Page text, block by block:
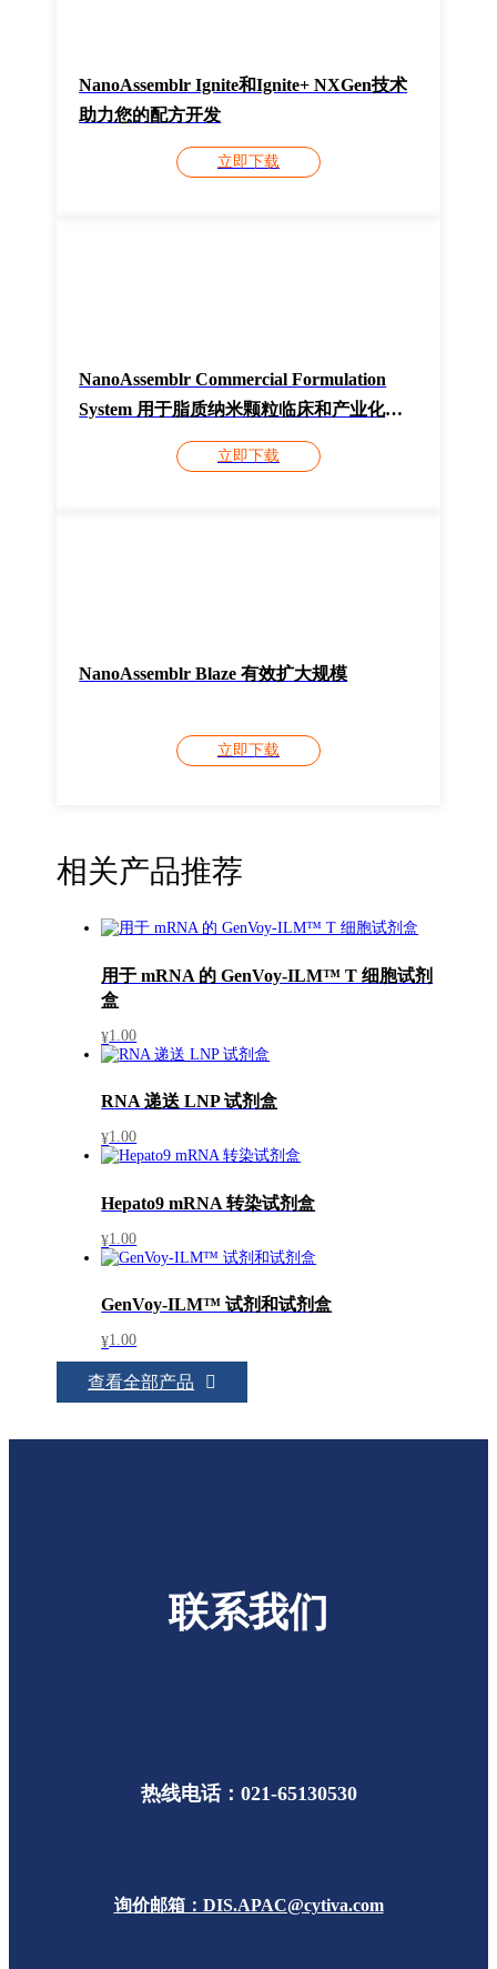
NanoAssemblr Ignite和Ignite+ NXGen技术
助力您的配方开发
立即下载
NanoAssemblr Commercial Formulation
System 用于脂质纳米颗粒临床和产业化生
立即下载
NanoAssemblr Blaze 有效扩大规模
立即下载
相关产品推荐
用于 mRNA 的 GenVoy-ILM™ T 细胞试剂
盒
¥1.00
RNA 递送 LNP 试剂盒
¥1.00
Hepato9 mRNA 转染试剂盒
¥1.00
GenVoy-ILM™ 试剂和试剂盒
¥1.00
查看全部产品
联系我们
热线电话：021-65130530
询价邮箱：DIS.APAC@cytiva.com